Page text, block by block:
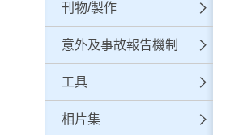
刊物/製作
意外及事故報告機制
工具
相片集